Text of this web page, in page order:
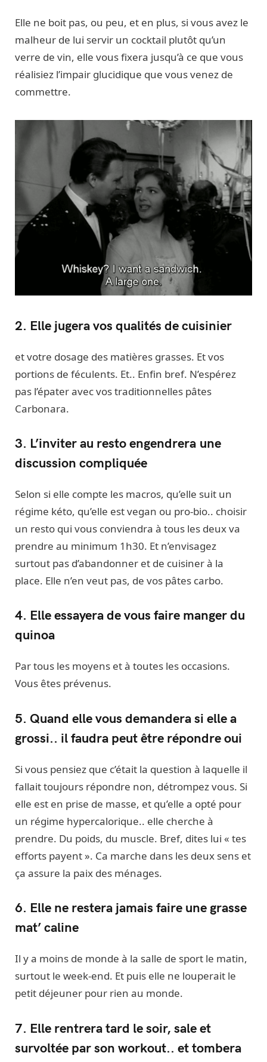
Elle ne boit pas, ou peu, et en plus, si vous avez le
malheur de lui servir un cocktail plutôt qu’un
verre de vin, elle vous fixera jusqu’à ce que vous
réalisiez l’impair glucidique que vous venez de
commettre.
2. Elle jugera vos qualités de cuisinier
et votre dosage des matières grasses. Et vos
portions de féculents. Et.. Enfin bref. N’espérez
pas l’épater avec vos traditionnelles pâtes
Carbonara.
3. L’inviter au resto engendrera une
discussion compliquée
Selon si elle compte les macros, qu’elle suit un
régime kéto, qu’elle est vegan ou pro-bio.. choisir
un resto qui vous conviendra à tous les deux va
prendre au minimum 1h30. Et n’envisagez
surtout pas d’abandonner et de cuisiner à la
place. Elle n’en veut pas, de vos pâtes carbo.
4. Elle essayera de vous faire manger du
quinoa
Par tous les moyens et à toutes les occasions.
Vous êtes prévenus.
5. Quand elle vous demandera si elle a
grossi.. il faudra peut être répondre oui
Si vous pensiez que c’était la question à laquelle il
fallait toujours répondre non, détrompez vous. Si
elle est en prise de masse, et qu’elle a opté pour
un régime hypercalorique.. elle cherche à
prendre. Du poids, du muscle. Bref, dites lui « tes
efforts payent ». Ca marche dans les deux sens et
ça assure la paix des ménages.
6. Elle ne restera jamais faire une grasse
mat’ caline
Il y a moins de monde à la salle de sport le matin,
surtout le week-end. Et puis elle ne louperait le
petit déjeuner pour rien au monde.
7. Elle rentrera tard le soir, sale et
survoltée par son workout.. et tombera